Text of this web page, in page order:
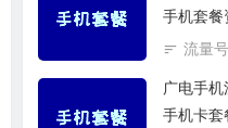
手机套餐
流量
广电手
手机卡套